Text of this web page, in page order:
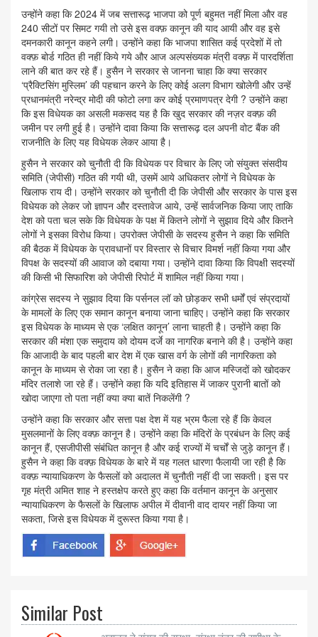
उन्होंने कहा कि 2024 में जब सत्तारूढ़ भाजपा को पूर्ण बहुमत नहीं मिला और वह
240 सीटों पर सिमट गयी तो उसे इस वक्फ़ कानून की याद आयी और वह इसे
दमनकारी कानून कहने लगी। उन्होंने कहा कि भाजपा शासित कई प्रदेशों में तो
वक्फ़ बोर्ड गठित ही नहीं किये गये और आज अल्पसंख्यक मंत्री वक्फ़ में पारदर्शिता
लाने की बात कर रहे हैं। हुसैन ने सरकार से जानना चाहा कि क्या सरकार
‘प्रैक्टिसिंग मुस्लिम’ की पहचान करने के लिए कोई अलग विभाग खोलेगी और उन्हें
प्रधानमंत्री नरेन्द्र मोदी की फोटो लगा कर कोई प्रमाणपत्र देगी ? उन्होंने कहा
कि इस विधेयक का असली मकसद यह है कि खुद सरकार की नज़र वक्फ़ की
जमीन पर लगी हुई है। उन्होंने दावा किया कि सत्तारूढ़ दल अपनी वोट बैंक की
राजनीति के लिए यह विधेयक लेकर आया है।
हुसैन ने सरकार को चुनौती दी कि विधेयक पर विचार के लिए जो संयुक्त संसदीय
समिति (जेपीसी) गठित की गयी थी, उसमें आये अधिकतर लोगों ने विधेयक के
खिलाफ राय दी। उन्होंने सरकार को चुनौती दी कि जेपीसी और सरकार के पास इस
विधेयक को लेकर जो ज्ञापन और दस्तावेज आये, उन्हें सार्वजनिक किया जाए ताकि
देश को पता चल सके कि विधेयक के पक्ष में कितने लोगों ने सुझाव दिये और कितने
लोगों ने इसका विरोध किया। उपरोक्त जेपीसी के सदस्य हुसैन ने कहा कि समिति
की बैठक में विधेयक के प्रावधानों पर विस्तार से विचार विमर्श नहीं किया गया और
विपक्ष के सदस्यों की आवाज को दबाया गया। उन्होंने दावा किया कि विपक्षी सदस्यों
की किसी भी सिफारिश को जेपीसी रिपोर्ट में शामिल नहीं किया गया।
कांग्रेस सदस्य ने सुझाव दिया कि पर्सनल लॉ को छोड़कर सभी धर्मों एवं संप्रदायों
के मामलों के लिए एक समान कानून बनाया जाना चाहिए। उन्होंने कहा कि सरकार
इस विधेयक के माध्यम से एक ‘लक्षित कानून’ लाना चाहती है। उन्होंने कहा कि
सरकार की मंशा एक समुदाय को दोयम दर्जे का नागरिक बनाने की है। उन्होंने कहा
कि आजादी के बाद पहली बार देश में एक खास वर्ग के लोगों की नागरिकता को
कानून के माध्यम से रोका जा रहा है। हुसैन ने कहा कि आज मस्जिदों को खोदकर
मंदिर तलाशे जा रहे हैं। उन्होंने कहा कि यदि इतिहास में जाकर पुरानी बातों को
खोदा जाएगा तो पता नहीं क्या क्या बातें निकलेंगी ?
उन्होंने कहा कि सरकार और सत्ता पक्ष देश में यह भ्रम फैला रहे हैं कि केवल
मुसलमानों के लिए वक्फ़ कानून है। उन्होंने कहा कि मंदिरों के प्रबंधन के लिए कई
कानून हैं, एसजीपीसी संबंधित कानून है और कई राज्यों में चर्चों से जुड़े कानून हैं।
हुसैन ने कहा कि वक्फ़ विधेयक के बारे में यह गलत धारणा फैलायी जा रही है कि
वक्फ़ न्यायाधिकरण के फैसलों को अदालत में चुनौती नहीं दी जा सकती। इस पर
गृह मंत्री अमित शाह ने हस्तक्षेप करते हुए कहा कि वर्तमान कानून के अनुसार
न्यायाधिकरण के फैसलों के खिलाफ अपील में दीवानी वाद दायर नहीं किया जा
सकता, जिसे इस विधेयक में दुरूस्त किया गया है।
Similar Post